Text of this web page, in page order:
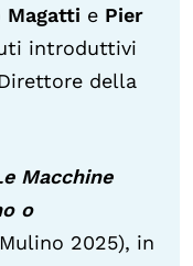
Magatti e Pier
introduttivi
della
Macchine
o
2025), in